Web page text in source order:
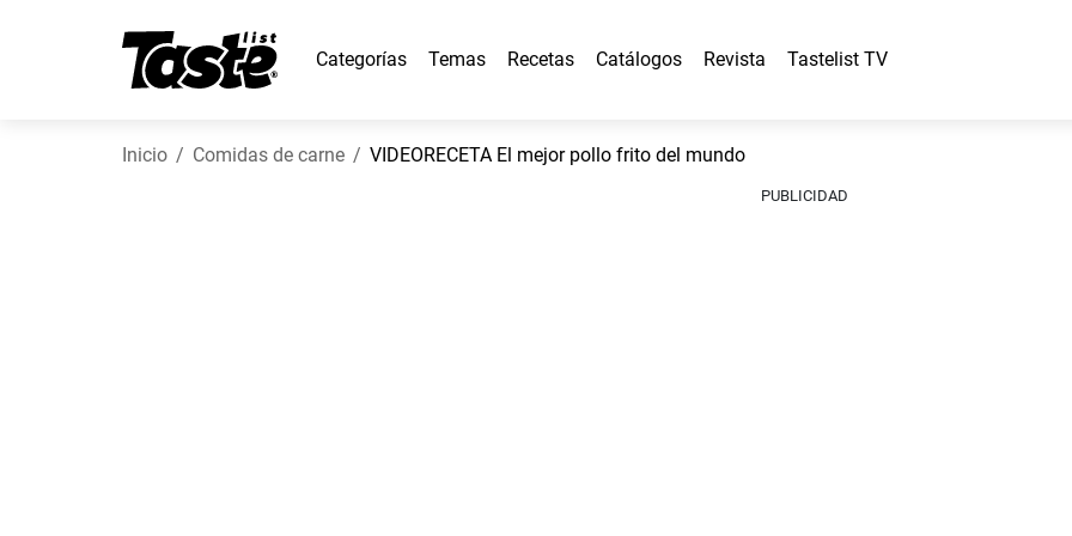
Categorías Temas Recetas Catálogos Revista Tastelist TV
Inicio Comidas de carne VIDEORECETA El mejor pollo frito del mundo
PUBLICIDAD